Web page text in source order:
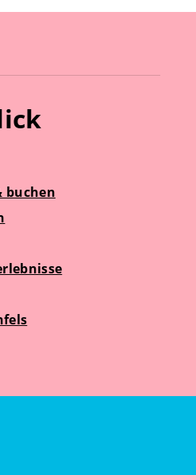
buchen